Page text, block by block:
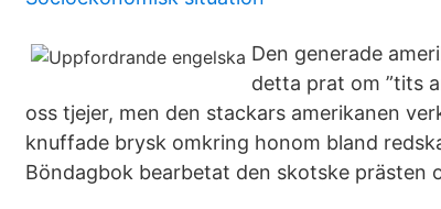
Den generade
detta prat om ”tits
oss tjejer, men den stackars amerikanen
knuffade brysk omkring honom bland
Böndagbok bearbetat den skotske prästen